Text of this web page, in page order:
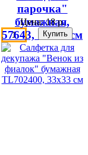
парочка"
бумажная,
57643, 10х10 см
Цена:18 р.